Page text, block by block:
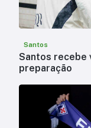
Santos
Santos recebe
preparação